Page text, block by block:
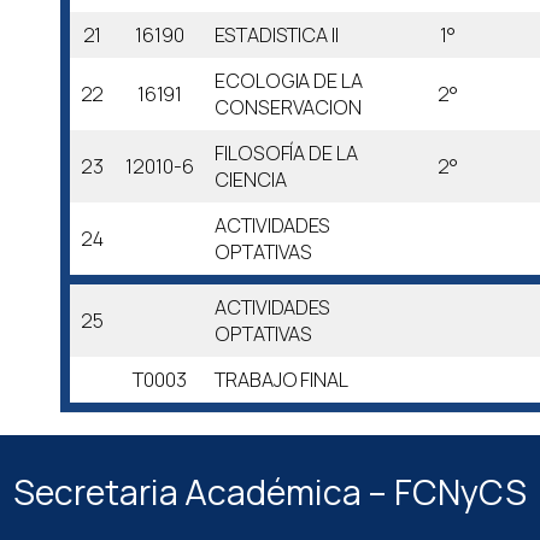
21
16190 ESTADISTICA II 1°
22 16191
ECOLOGIA DE LA
CONSERVACION
2°
23 12010-6
FILOSOFÍA DE LA
CIENCIA
2°
24
ACTIVIDADES
OPTATIVAS
25
ACTIVIDADES
OPTATIVAS
T0003
TRABAJO FINAL
Secretaria Académica – FCNyCS